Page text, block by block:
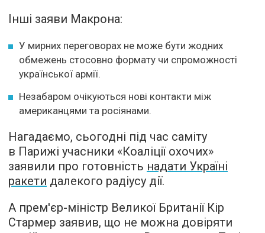
Інші заяви Макрона:
У мирних переговорах не може бути жодних
обмежень стосовно формату чи спроможності
української армії.
Незабаром очікуються нові контакти між
американцями та росіянами.
Нагадаємо, сьогодні під час саміту
в Парижі учасники «Коаліції охочих»
заявили про готовність надати Україні
ракети далекого радіусу дії.
А прем'єр-міністр Великої Британії Кір
Стармер заявив, що не можна довіряти